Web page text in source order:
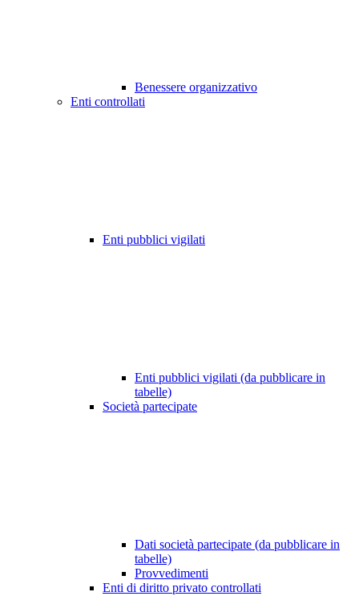
Benessere organizzativo
Enti controllati
Enti pubblici vigilati
Enti pubblici vigilati (da pubblicare in
tabelle)
Società partecipate
Dati società partecipate (da pubblicare in
tabelle)
Provvedimenti
Enti di diritto privato controllati